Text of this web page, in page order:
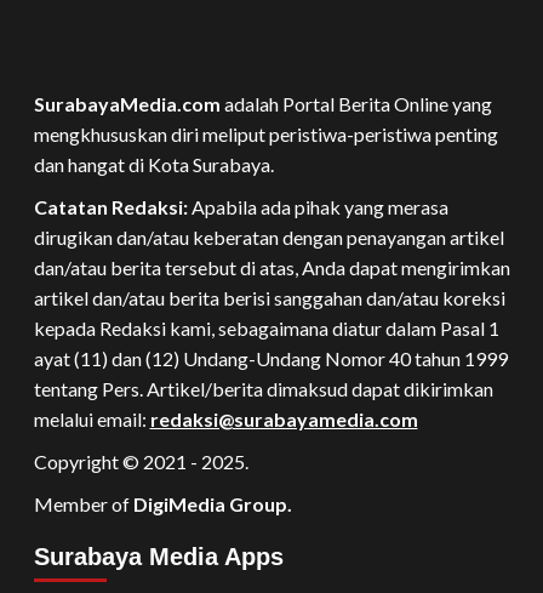
SurabayaMedia.com adalah Portal Berita Online yang
mengkhususkan diri meliput peristiwa-peristiwa penting
dan hangat di Kota Surabaya.
Catatan Redaksi:Apabila ada pihak yang merasa
dirugikan dan/atau keberatan dengan penayangan artikel
dan/atau berita tersebut di atas, Anda dapat mengirimkan
artikel dan/atau berita berisi sanggahan dan/atau koreksi
kepada Redaksi kami, sebagaimana diatur dalam Pasal 1
ayat (11) dan (12) Undang-Undang Nomor 40 tahun 1999
tentang Pers. Artikel/berita dimaksud dapat dikirimkan
melalui email: redaksi@surabayamedia.com
Copyright © 2021 - 2025.
Member of DigiMedia Group.
Surabaya Media Apps